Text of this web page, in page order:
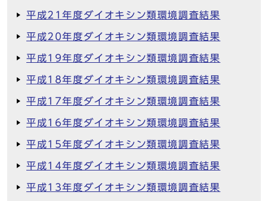
平成21年度ダイオキシン類環境調査結果
平成20年度ダイオキシン類環境調査結果
平成19年度ダイオキシン類環境調査結果
平成18年度ダイオキシン類環境調査結果
平成17年度ダイオキシン類環境調査結果
平成16年度ダイオキシン類環境調査結果
平成15年度ダイオキシン類環境調査結果
平成14年度ダイオキシン類環境調査結果
平成13年度ダイオキシン類環境調査結果